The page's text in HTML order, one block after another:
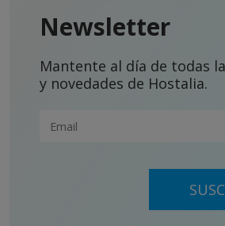
Newsletter
Mantente al día de todas
y novedades de Hostalia.